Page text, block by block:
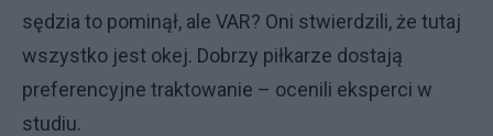
sędzia to pominął, ale VAR? Oni stwierdzili, że tutaj
wszystko jest okej. Dobrzy piłkarze dostają
preferencyjne traktowanie – ocenili eksperci w
studiu.